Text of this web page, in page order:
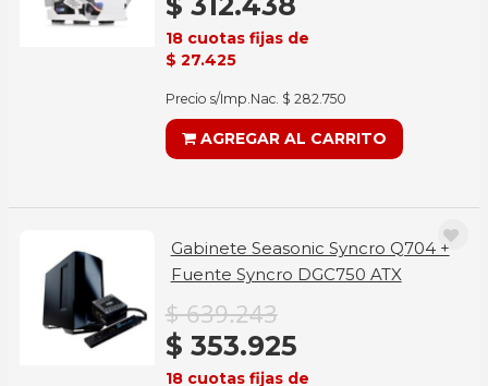
18 cuotas fijas de
$ 27.425
Precio s/Imp.Nac. $ 282.750
AGREGAR AL CARRITO
Gabinete Seasonic Syncro Q704 +
Fuente Syncro DGC750 ATX
$ 639.243
$ 353.925
18 cuotas fijas de